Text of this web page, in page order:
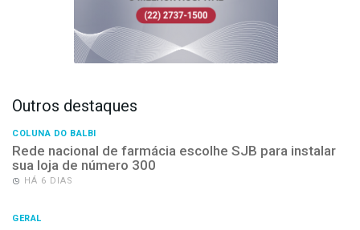
Outros destaques
COLUNA DO BALBI
Rede nacional de farmácia escolhe SJB para instalar
sua loja de número 300
HÁ 6 DIAS
GERAL